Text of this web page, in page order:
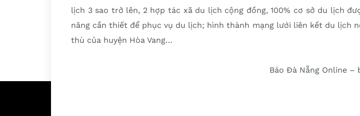
lịch 3 sao trở lên, 2 hợp tác xã du lịch cộng đồng, 100% cơ sở du lịch
năng cần thiết để phục vụ du lịch; hình thành mạng lưới liên kết du lịch
thù của huyện Hòa Vang…
Báo Đà Nẵng Online –